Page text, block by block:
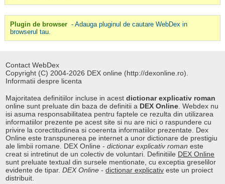
Plugin de browser - Adauga pluginul de cautare WebDex in
browserul tau.
Contact WebDex
Copyright (C) 2004-2026 DEX online (http://dexonline.ro).
Informatii despre licenta
Majoritatea definitiilor incluse in acestdictionar explicativ roman
online sunt preluate din baza de definitii a DEX Online . Webdex nu
isi asuma responsabilitatea pentru faptele ce rezulta din utilizarea
informatiilor prezente pe acest site si nu are nici o raspundere cu
privire la corectitudinea si coerenta informatiilor prezentate. Dex
Online este transpunerea pe internet a unor dictionare de prestigiu
ale limbii romane. DEX Online -dictionar explicativ roman este
creat si intretinut de un colectiv de voluntari. Definitiile DEX Online
sunt preluate textual din sursele mentionate, cu exceptia greselilor
evidente de tipar.DEX Online -dictionar explicativ este un proiect
distribuit.